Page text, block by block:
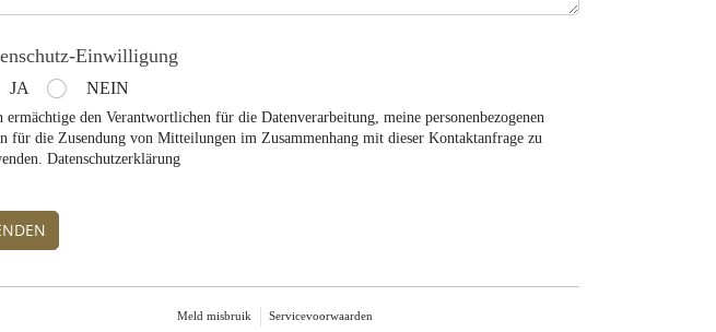
Einwilligung
JA NEIN
ermächtige den Verantwortlichen für die Datenverarbeitung, meine personenbezogenen
für die Zusendung von Mitteilungen im Zusammenhang mit dieser Kontaktanfrage zu
Datenschutzerklärung
Meld misbruik Servicevoorwaarden